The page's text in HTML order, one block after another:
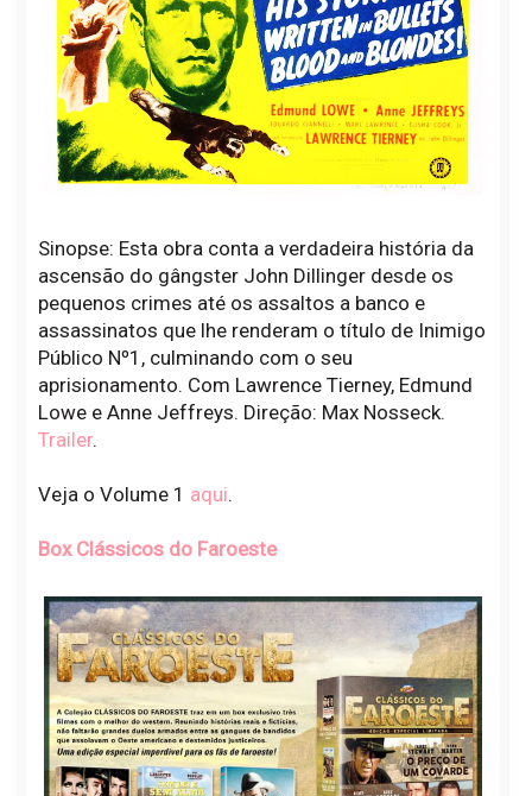
Sinopse: Esta obra conta a verdadeira história da
ascensão do gângster John Dillinger desde os
pequenos crimes até os assaltos a banco e
assassinatos que lhe renderam o título de Inimigo
Público Nº1, culminando com o seu
aprisionamento. Com Lawrence Tierney, Edmund
Lowe e Anne Jeffreys. Direção: Max Nosseck.
Trailer.
Veja o Volume 1 aqui.
Box Clássicos do Faroeste